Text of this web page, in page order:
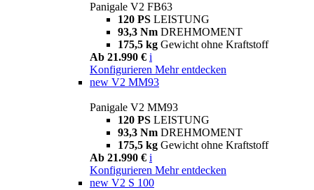
Panigale V2 FB63
120 PS LEISTUNG
93,3 Nm DREHMOMENT
175,5 kg Gewicht ohne Kraftstoff
Ab 21.990 € i
Konfigurieren Mehr entdecken
new V2 MM93
Panigale V2 MM93
120 PS LEISTUNG
93,3 Nm DREHMOMENT
175,5 kg Gewicht ohne Kraftstoff
Ab 21.990 € i
Konfigurieren Mehr entdecken
new V2 S 100